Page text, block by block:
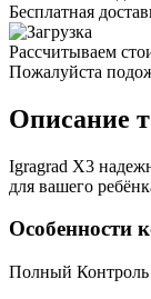
Бесплатная
Рассчитываем
Пожалуйста
Описание
Igragrad X3
для вашего
Особенности
Полный Контроль